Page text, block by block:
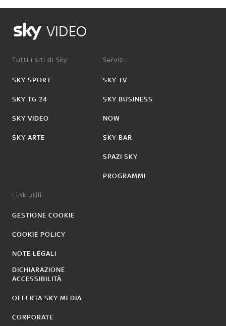
VIDEO
Tutti i siti di Sky:
SKY SPORT
SKY TG 24
SKY VIDEO
SKY ARTE
Servizi:
SKY TV
SKY BUSINESS
NOW
SKY BAR
SPAZI SKY
PROGRAMMI
Link utili:
GESTIONE COOKIE
COOKIE POLICY
NOTE LEGALI
DICHIARAZIONE
ACCESSIBILITÀ
OFFERTA SKY MEDIA
CORPORATE